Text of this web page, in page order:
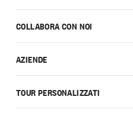
COLLABORA CON NOI
AZIENDE
TOUR PERSONALIZZATI